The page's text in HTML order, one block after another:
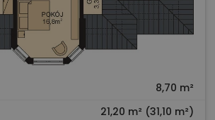
8,70 m²
21,20 m² (31,10 m²)